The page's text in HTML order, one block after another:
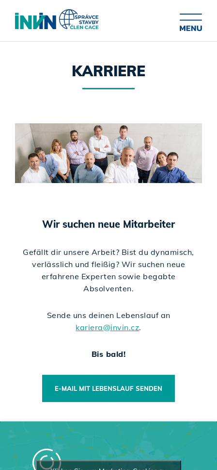
KARRIERE
Wir suchen neue Mitarbeiter
Gefällt dir unsere Arbeit? Bist du dynamisch,
verlässlich und fleißig? Wir suchen neue
erfahrene Experten sowie begabte
Absolventen.
Sende uns deinen Lebenslauf an
kariera@invin.cz.
Bis bald!
E-MAIL MIT LEBENSLAUF SENDEN